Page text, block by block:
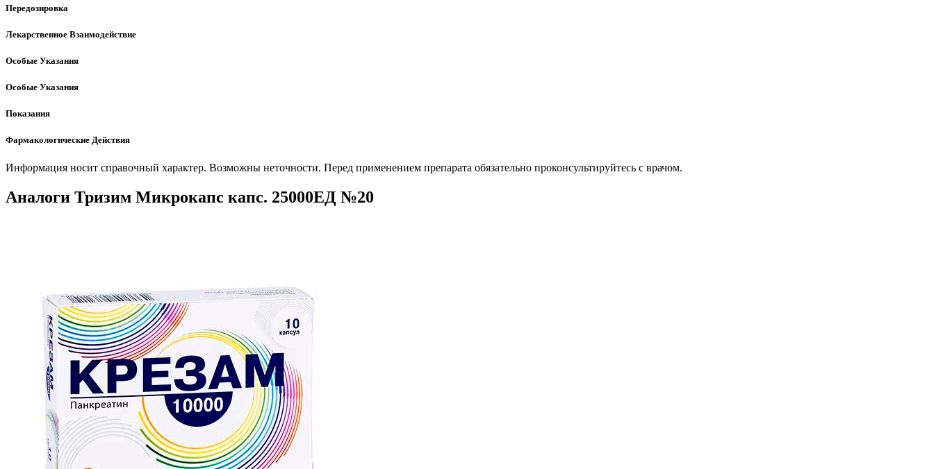
Передозировка
Лекарственное Взаимодействие
Особые Указания
Особые Указания
Показания
Фармакологические Действия
Информация носит справочный характер. Возможны неточности. Перед применением препарата обязательно проконсультируйтесь с врачом.
Аналоги Тризим Микрокапс капс. 25000ЕД №20